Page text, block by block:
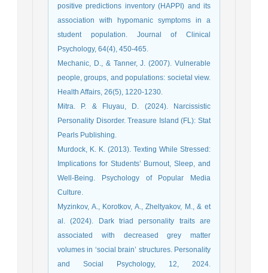
positive predictions inventory (HAPPI) and its
association with hypomanic symptoms in a
student population. Journal of Clinical
Psychology, 64(4), 450-465.
Mechanic, D., & Tanner, J. (2007). Vulnerable
people, groups, and populations: societal view.
Health Affairs, 26(5), 1220-1230.
Mitra. P. & Fluyau, D. (2024). Narcissistic
Personality Disorder. Treasure Island (FL): Stat
Pearls Publishing.
Murdock, K. K. (2013). Texting While Stressed:
Implications for Students’ Burnout, Sleep, and
Well-Being. Psychology of Popular Media
Culture.
Myzinkov, A., Korotkov, A., Zheltyakov, M., & et
al. (2024). Dark triad personality traits are
associated with decreased grey matter
volumes in ‘social brain’ structures. Personality
and Social Psychology, 12, 2024.